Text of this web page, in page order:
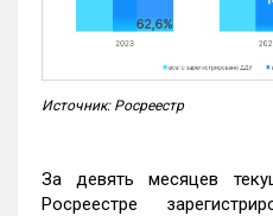
Источник: Росреестр
За девять месяцев
Росреестре